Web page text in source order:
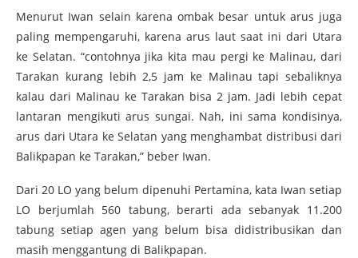
Menurut Iwan selain karena ombak besar untuk arus juga
paling mempengaruhi, karena arus laut saat ini dari Utara
ke Selatan. “contohnya jika kita mau pergi ke Malinau, dari
Tarakan kurang lebih 2,5 jam ke Malinau tapi sebaliknya
kalau dari Malinau ke Tarakan bisa 2 jam. Jadi lebih cepat
lantaran mengikuti arus sungai. Nah, ini sama kondisinya,
arus dari Utara ke Selatan yang menghambat distribusi dari
Balikpapan ke Tarakan,” beber Iwan.
Dari 20 LO yang belum dipenuhi Pertamina, kata Iwan setiap
LO berjumlah 560 tabung, berarti ada sebanyak 11.200
tabung setiap agen yang belum bisa didistribusikan dan
masih menggantung di Balikpapan.